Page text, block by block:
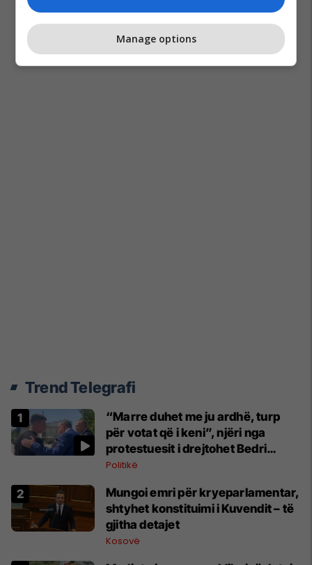
Trend Telegrafi
“Marre duhet me ju ardhë, turp
për votat që i keni”, njëri nga
protestuesit i drejtohet Bedri
Hamzës
Politikë
Mungoi emri për kryeparlamentar,
shtyhet konstituimi i Kuvendit – të
gjitha detajet
Kosovë
Manage options